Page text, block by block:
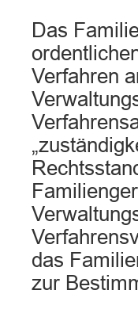
Das
Verfahren
das
zur